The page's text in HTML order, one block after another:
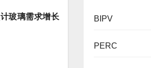
玻璃需求增长
BIPV
PERC